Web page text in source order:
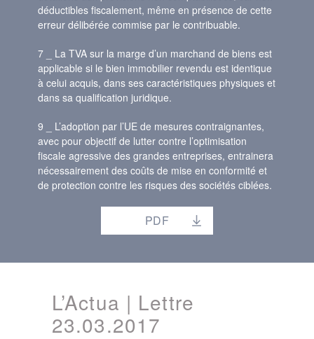
déductibles fiscalement, même en présence de cette
erreur délibérée commise par le contribuable.
7 _ La TVA sur la marge d’un marchand de biens est
applicable si le bien immobilier revendu est identique
à celui acquis, dans ses caractéristiques physiques et
dans sa qualification juridique.
9 _ L’adoption par l’UE de mesures contraignantes,
avec pour objectif de lutter contre l’optimisation
fiscale agressive des grandes entreprises, entrainera
nécessairement des coûts de mise en conformité et
de protection contre les risques des sociétés ciblées.
PDF
L’Actua | Lettre
23.03.2017